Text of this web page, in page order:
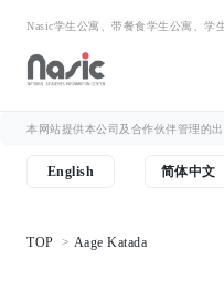
Nasic学生公寓、带餐食学生公寓、学
本网站提供本公司及合作伙伴管理的
English 简体中文
TOP Aage Katada